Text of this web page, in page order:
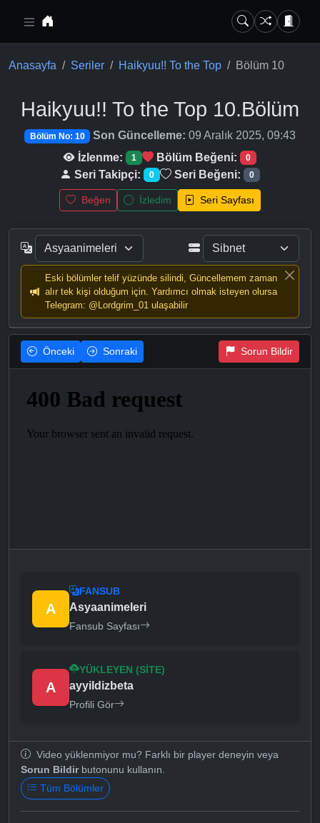
Anasayfa Seriler Haikyuu!! To the Top Bölüm 10
Haikyuu!! To the Top 10.Bölüm
Bölüm No: 10 Son Güncelleme: 09 Aralık 2025, 09:43
İzlenme:
1 Bölüm Beğeni: 0
Seri Takipçi: 0 Seri Beğeni: 0
Beğen İzledim Seri Sayfası
Eski bölümler telif yüzünde silindi, Güncellemem zaman
alır tek kişi olduğum için. Yardımcı olmak isteyen olursa
Telegram: @Lordgrim_01 ulaşabilir
Önceki Sonraki Sorun Bildir
A
FANSUB
Asyaanimeleri
Fansub Sayfası
A
YÜKLEYEN (SITE)
ayyildizbeta
Profili Gör
Video yüklenmiyor mu? Farklı bir player deneyin veya
Sorun Bildirbutonunu kullanın.
Tüm Bölümler